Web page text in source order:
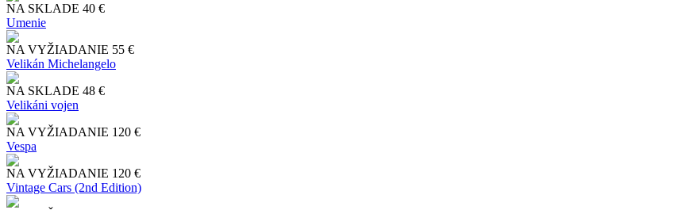
NA SKLADE 40 €
Umenie
NA VYŽIADANIE 55 €
Velikán Michelangelo
NA SKLADE 48 €
Velikáni vojen
NA VYŽIADANIE 120 €
Vespa
NA VYŽIADANIE 120 €
Vintage Cars (2nd Edition)